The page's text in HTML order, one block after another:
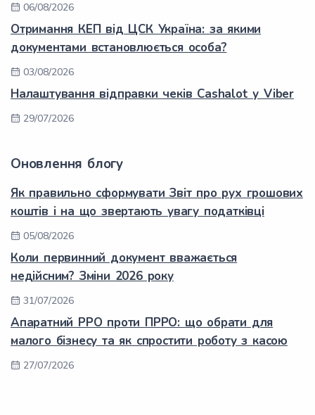
06/08/2026
Отримання КЕП від ЦСК Україна: за якими
документами встановлюється особа?
03/08/2026
Налаштування відправки чеків Cashalot у Viber
29/07/2026
Оновлення блогу
Як правильно сформувати Звіт про рух грошових
коштів і на що звертають увагу податківці
05/08/2026
Коли первинний документ вважається
недійсним? Зміни 2026 року
31/07/2026
Апаратний РРО проти ПРРО: що обрати для
малого бізнесу та як спростити роботу з касою
27/07/2026